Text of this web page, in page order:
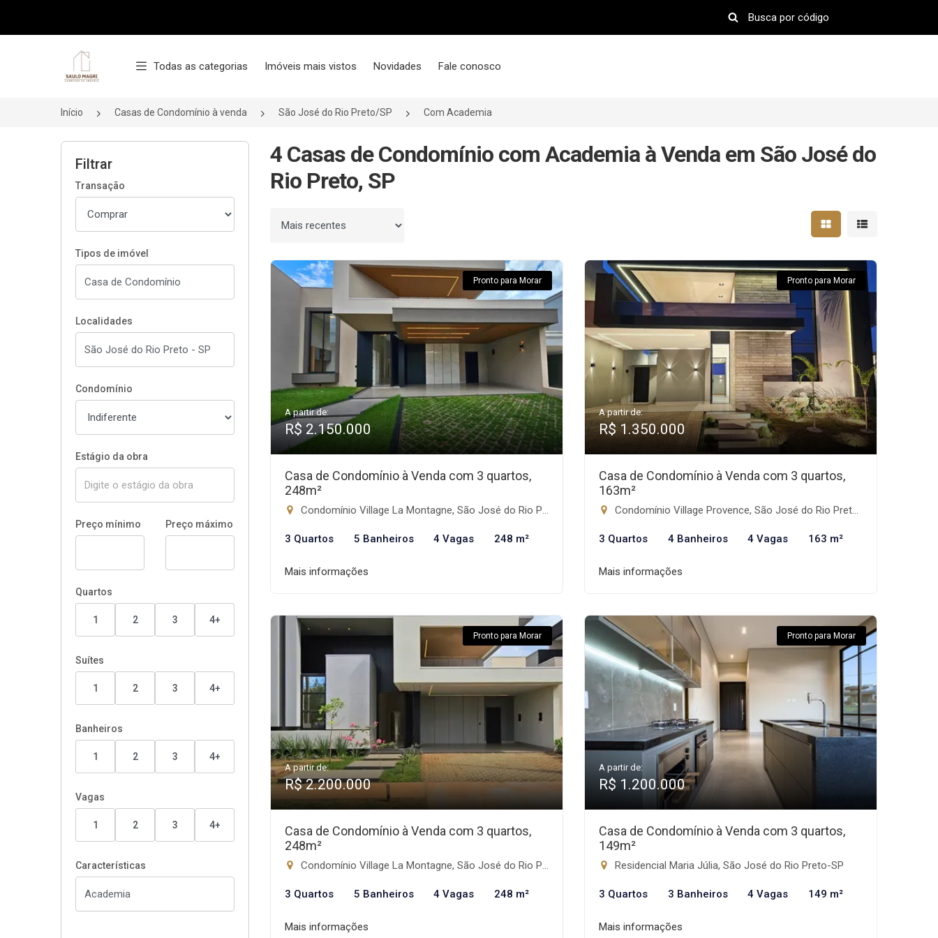
Página inicial
Todas as categorias Imóveis mais vistos Novidades Fale conosco
Início Casas de Condomínio à venda São José do Rio Preto/SP Com Academia
Filtrar
Transação
Tipos de imóvel
Localidades
Condomínio
Estágio da obra
Preço mínimo Preço máximo
Quartos
1 2 3 4+
Suítes
1 2 3 4+
Banheiros
1 2 3 4+
Vagas
1 2 3 4+
Características
4 Casas de Condomínio com Academia à Venda em São José do
Rio Preto, SP
Ordenar por Mostrar resultados em
Mostrar
Pronto para Morar
A partir de:
R$ 2.150.000
Casa de Condomínio à Venda com 3 quartos,
248m²
Condomínio Village La Montagne, São José do Rio Preto-SP
3 Quartos 5 Banheiros 4 Vagas 248 m²
Mais informações
Pronto para Morar
A partir de:
R$ 1.350.000
Casa de Condomínio à Venda com 3 quartos,
163m²
Condomínio Village Provence, São José do Rio Preto-SP
3 Quartos 4 Banheiros 4 Vagas 163 m²
Mais informações
Pronto para Morar
A partir de:
R$ 2.200.000
Casa de Condomínio à Venda com 3 quartos,
248m²
Condomínio Village La Montagne, São José do Rio Preto-SP
3 Quartos 5 Banheiros 4 Vagas 248 m²
Mais informações
Pronto para Morar
A partir de:
R$ 1.200.000
Casa de Condomínio à Venda com 3 quartos,
149m²
Residencial Maria Júlia, São José do Rio Preto-SP
3 Quartos 3 Banheiros 4 Vagas 149 m²
Mais informações